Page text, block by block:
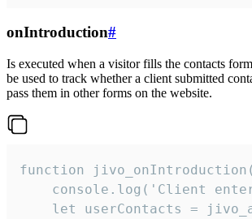
onIntroduction#
Is executed when a visitor fills the contacts
be used to track whether a client submitted
pass them in other forms on the website.
function
console.log('Client
let userContacts =